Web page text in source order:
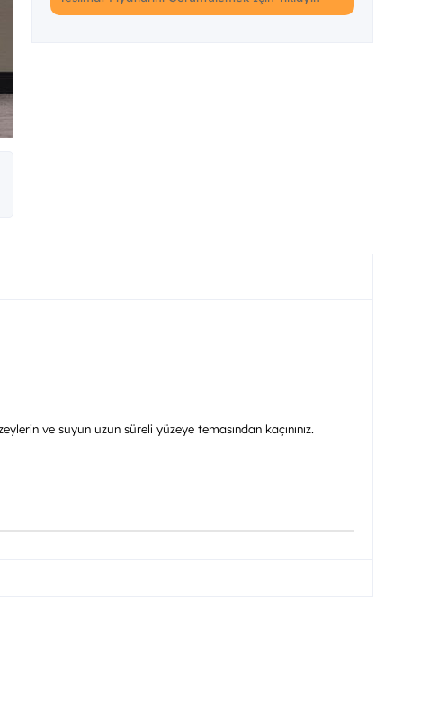
ve suyun uzun süreli yüzeye temasından kaçınınız.